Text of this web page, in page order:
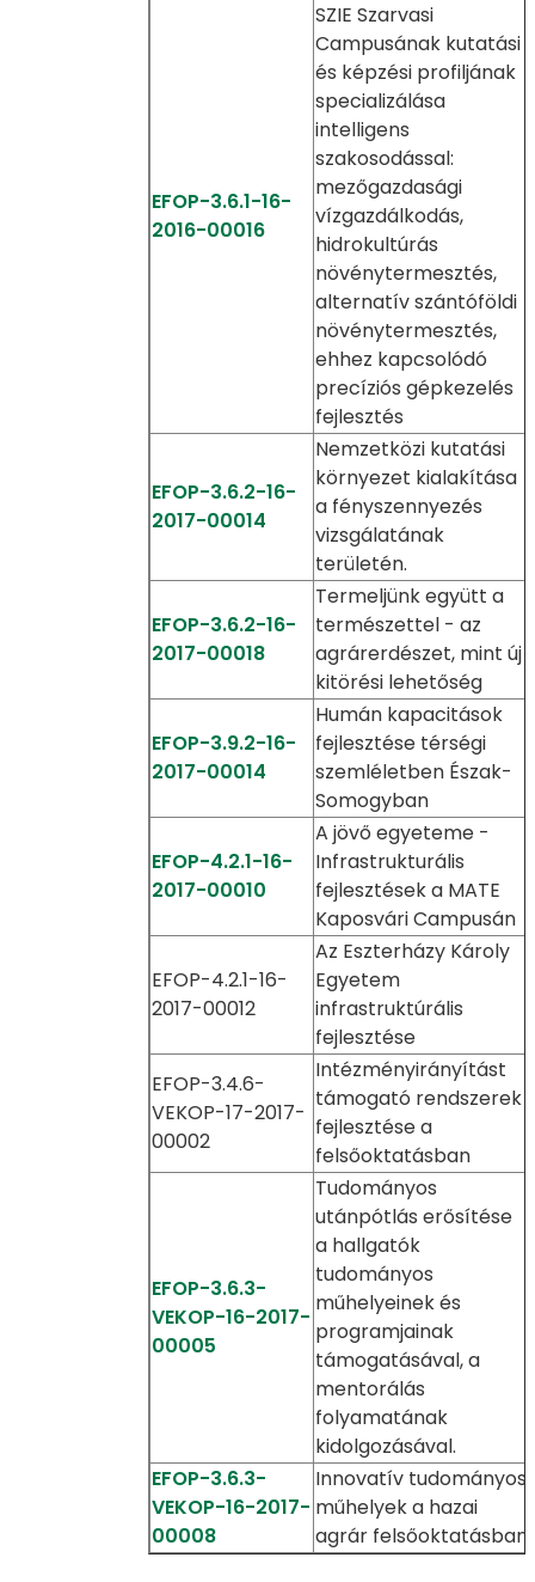
EFOP-3.6.1-16-
2016-00016
SZIE Szarvasi
Campusának kutatási
és képzési profiljának
specializálása
intelligens
szakosodással:
mezőgazdasági
vízgazdálkodás,
hidrokultúrás
növénytermesztés,
alternatív szántóföldi
növénytermesztés,
ehhez kapcsolódó
precíziós gépkezelés
fejlesztés
EFOP-3.6.2-16-
2017-00014
Nemzetközi kutatási
környezet kialakítása
a fényszennyezés
vizsgálatának
területén.
EFOP-3.6.2-16-
2017-00018
Termeljünk együtt a
természettel - az
agrárerdészet, mint új
kitörési lehetőség
EFOP-3.9.2-16-
2017-00014
Humán kapacitások
fejlesztése térségi
szemléletben Észak-
Somogyban
EFOP-4.2.1-16-
2017-00010
A jövő egyeteme -
Infrastrukturális
fejlesztések a MATE
Kaposvári Campusán
EFOP-4.2.1-16-
2017-00012
Az Eszterházy Károly
Egyetem
infrastruktúrális
fejlesztése
EFOP-3.4.6-
VEKOP-17-2017-
00002
Intézményirányítást
támogató rendszerek
fejlesztése a
felsőoktatásban
EFOP-3.6.3-
VEKOP-16-2017-
00005
Tudományos
utánpótlás erősítése
a hallgatók
tudományos
műhelyeinek és
programjainak
támogatásával, a
mentorálás
folyamatának
kidolgozásával.
EFOP-3.6.3-
VEKOP-16-2017-
00008
Innovatív tudományos
műhelyek a hazai
agrár felsőoktatásban